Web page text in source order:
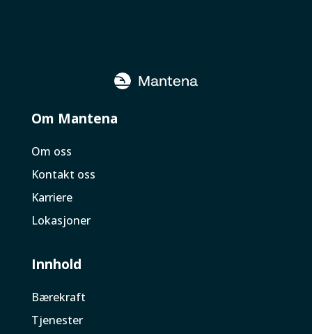
Om Mantena
Om oss
Kontakt oss
Karriere
Lokasjoner
Innhold
Bærekraft
Tjenester